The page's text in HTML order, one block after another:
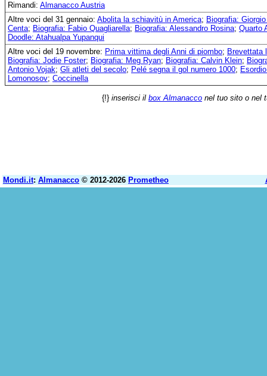
Rimandi: Almanacco Austria
Altre voci del 31 gennaio: Abolita la schiavitù in America; Biografia:
Centa; Biografia: Fabio Quagliarella; Biografia: Alessandro Rosina; Quarto
Doodle: Atahualpa Yupanqui
Altre voci del 19 novembre: Prima vittima degli Anni di piombo; Brevettata
Biografia: Jodie Foster; Biografia: Meg Ryan; Biografia: Calvin Klein;
Antonio Vojak; Gli atleti del secolo; Pelé segna il gol numero 1000;
Lomonosov; Coccinella
{!} inserisci il box Almanacco nel tuo sito o nel
Mondi.it: Almanacco © 2012-2026 Prometheo